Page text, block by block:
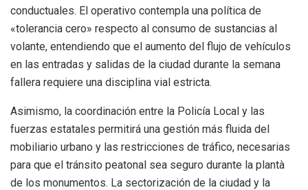
conductuales. El operativo contempla una política de
«tolerancia cero» respecto al consumo de sustancias al
volante, entendiendo que el aumento del flujo de vehículos
en las entradas y salidas de la ciudad durante la semana
fallera requiere una disciplina vial estricta.
Asimismo, la coordinación entre la Policía Local y las
fuerzas estatales permitirá una gestión más fluida del
mobiliario urbano y las restricciones de tráfico, necesarias
para que el tránsito peatonal sea seguro durante la plantà
de los monumentos. La sectorización de la ciudad y la